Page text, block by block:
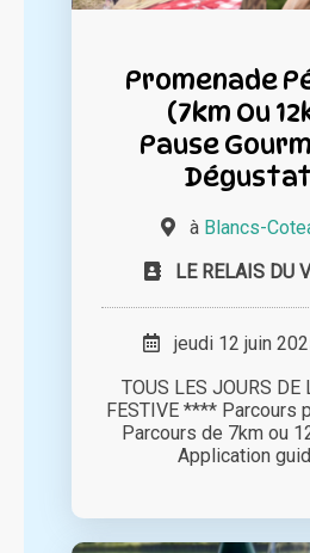
Promenade
(7km Ou
Pause
à Blancs-
LE RELAIS DU
jeudi 12 juin
TOUS LES JOURS DE
FESTIVE **** Parcours
Parcours de 7km ou
Application